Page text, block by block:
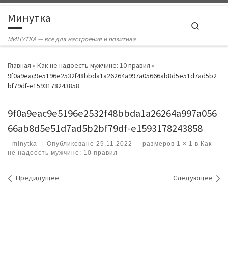
Skip to content
Минутка
МИНУТКА — все для настроения и позитива
Search
Главная » Как не надоесть мужчине: 10 правил »
9f0a9eac9e5196e2532f48bbda1a26264a997a05666ab8d5e51d7ad5b2
bf79df-e1593178243858
9f0a9eac9e5196e2532f48bbda1a26264a997a056
66ab8d5e51d7ad5b2bf79df-e1593178243858
- minytka Опубликовано29.11.2022 - размеров 1 × 1 в Как
не надоесть мужчине: 10 правил
Навигация по изображениям
Предидущее Следующее